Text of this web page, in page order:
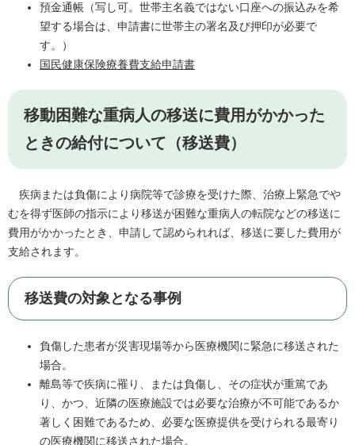
預金通帳（写し可。世帯主名義ではない口座への振込みを希
望する場合は、申請書に世帯主の署名及び押印が必要で
す。）
国民健康保険療養費支給申請書
移動困難な重病人の移送に費用がかかった
ときの給付について（移送費）
疾病または負傷により病院等で診療を受けた際、治療上緊急でや
むを得ず医師の指示により移送が困難な重病人の転院などの移送に
費用がかかったとき、申請して認められれば、移送に要した費用が
支給されます。
移送費の対象となる事例
負傷した患者が災害現場等から医療機関に緊急に移送された
場合。
離島等で疾病に罹り、または負傷し、その症状が重篤であ
り、かつ、近隣の医療施設では必要な治療が不可能であるか
著しく困難であるため、必要な医療提供を受けられる最寄り
の医療機関に移送された場合。